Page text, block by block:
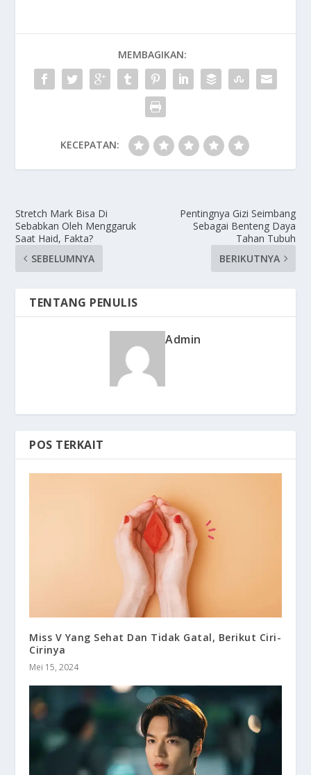
MEMBAGIKAN:
KECEPATAN:
Stretch Mark Bisa Di
Sebabkan Oleh Menggaruk
Saat Haid, Fakta?
SEBELUMNYA
Pentingnya Gizi Seimbang
Sebagai Benteng Daya
Tahan Tubuh
BERIKUTNYA
TENTANG PENULIS
Admin
POS TERKAIT
Miss V Yang Sehat Dan Tidak Gatal, Berikut Ciri-
Cirinya
Mei 15, 2024